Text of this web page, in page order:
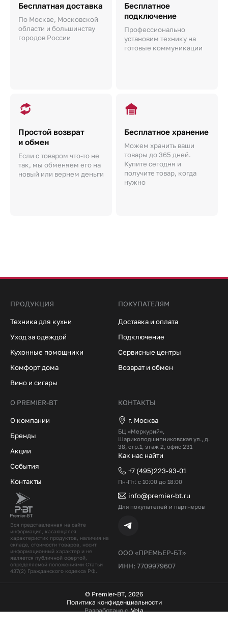
Бесплатная доставка
По Москве, Московской
области и большинству
городов России
Бесплатное
подключение
Профессионально
установим технику на
готовые коммуникации
Простой возврат
и обмен
Если с товаром что-то не
так, мы обменяем его на
новый или вернем деньги
Бесплатное хранение
Можем хранить ваши
товары до 365 дней.
Купите сегодня и
получите товар, когда
нужно
Вся представленная на сайте
информация, касающаяся
характеристик продуктов, наличия на
складе, стоимости товаров, носит
информационный характер и не
является публичной офертой,
определяемой положениями Статьи
437(2) Гражданского кодекcа РФ.
ООО «ПРЕМЬЕР-БТ»
ИНН: 7709979607
ПРОДУКЦИЯ
Техника для кухни
Уход за одеждой
Кухонные помощники
Комфорт дома
Вино и сигары
ПОКУПАТЕЛЯМ
Доставка и оплата
Подключение
Сервисные центры
Возврат и обмен
О PREMIER-BT
О компании
Бренды
Акции
События
Контакты
КОНТАКТЫ
г. Москва
БЦ «Меркурий»,
Шарикоподшипниковская ул., д.
38, стр.1, этаж 2, офис 231
Как нас найти
+7 (495)223-93-01
Пн-Пт: с 10:00 до 18:00
info@premier-bt.ru
Для покупателей и партнеров
© Premier-BT, 2026
Политика конфиденциальности
Разработано с Vela